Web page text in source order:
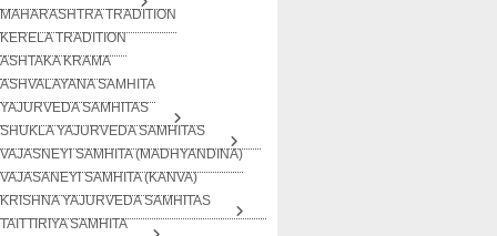
MAHARASHTRA TRADITION
KERELA TRADITION
ASHTAKA KRAMA
ASHVALAYANA SAMHITA
YAJURVEDA SAMHITAS
SHUKLA YAJURVEDA SAMHITAS
VAJASNEYI SAMHITA (MADHYANDINA)
VAJASANEYI SAMHITA (KANVA)
KRISHNA YAJURVEDA SAMHITAS
TAITTIRIYA SAMHITA